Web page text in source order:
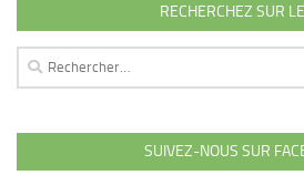
RECHERCHEZ SUR
Rechercher :
SUIVEZ-NOUS SUR